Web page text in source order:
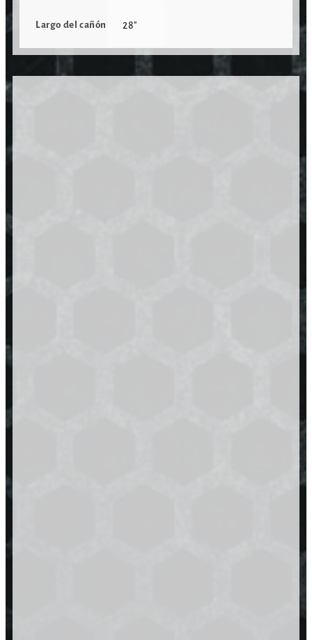
Largo del cañón 28"